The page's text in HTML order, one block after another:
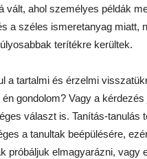
vált, ahol személyes példák
a széles ismeretanyag miatt,
terítékre kerültek.
a tartalmi és érzelmi
gondolom? Vagy a
választ is. Tanítás-tanulás
a tanultak beépülésére,
próbáljuk elmagyarázni, vagy